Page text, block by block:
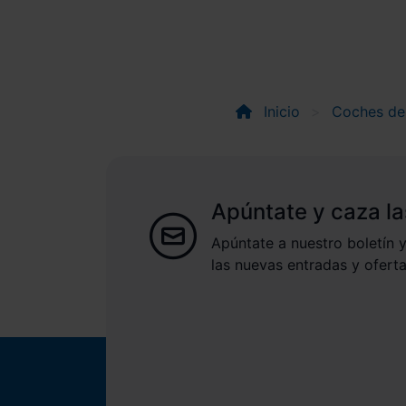
Inicio Coches
Apúntate y caza
Apúntate a nuestro boletín
las nuevas entradas y